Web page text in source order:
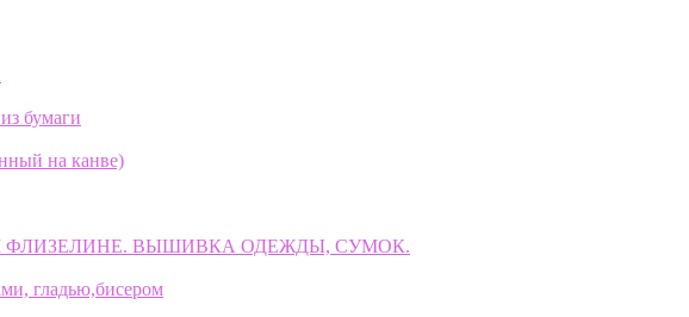
бумаги
на канве)
ВЫШИВКА ОДЕЖДЫ, СУМОК.
гладью,бисером